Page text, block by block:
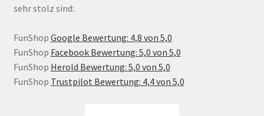
sehr stolz sind:
FunShop Google Bewertung: 4,8 von 5,0
FunShop Facebook Bewertung: 5,0 von 5,0
FunShop Herold Bewertung: 5,0 von 5,0
FunShop Trustpilot Bewertung: 4,4 von 5,0